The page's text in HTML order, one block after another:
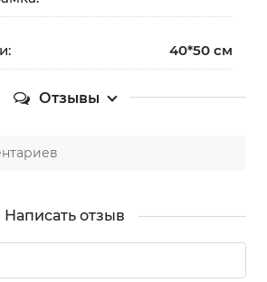
40*50 см
Отзывы
Написать отзыв